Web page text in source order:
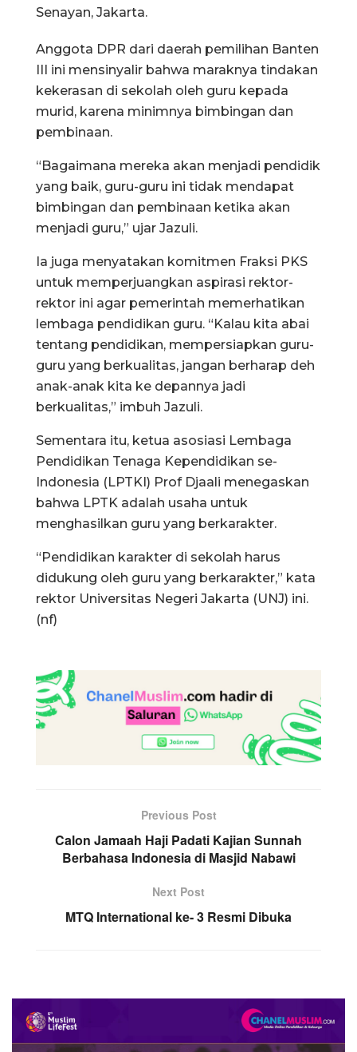
Senayan, Jakarta.
Anggota DPR dari daerah pemilihan Banten
III ini mensinyalir bahwa maraknya tindakan
kekerasan di sekolah oleh guru kepada
murid, karena minimnya bimbingan dan
pembinaan.
“Bagaimana mereka akan menjadi pendidik
yang baik, guru-guru ini tidak mendapat
bimbingan dan pembinaan ketika akan
menjadi guru,” ujar Jazuli.
Ia juga menyatakan komitmen Fraksi PKS
untuk memperjuangkan aspirasi rektor-
rektor ini agar pemerintah memerhatikan
lembaga pendidikan guru. “Kalau kita abai
tentang pendidikan, mempersiapkan guru-
guru yang berkualitas, jangan berharap deh
anak-anak kita ke depannya jadi
berkualitas,” imbuh Jazuli.
Sementara itu, ketua asosiasi Lembaga
Pendidikan Tenaga Kependidikan se-
Indonesia (LPTKI) Prof Djaali menegaskan
bahwa LPTK adalah usaha untuk
menghasilkan guru yang berkarakter.
“Pendidikan karakter di sekolah harus
didukung oleh guru yang berkarakter,” kata
rektor Universitas Negeri Jakarta (UNJ) ini.
(nf)
Previous Post
Calon Jamaah Haji Padati Kajian Sunnah
Berbahasa Indonesia di Masjid Nabawi
Next Post
MTQ International ke- 3 Resmi Dibuka